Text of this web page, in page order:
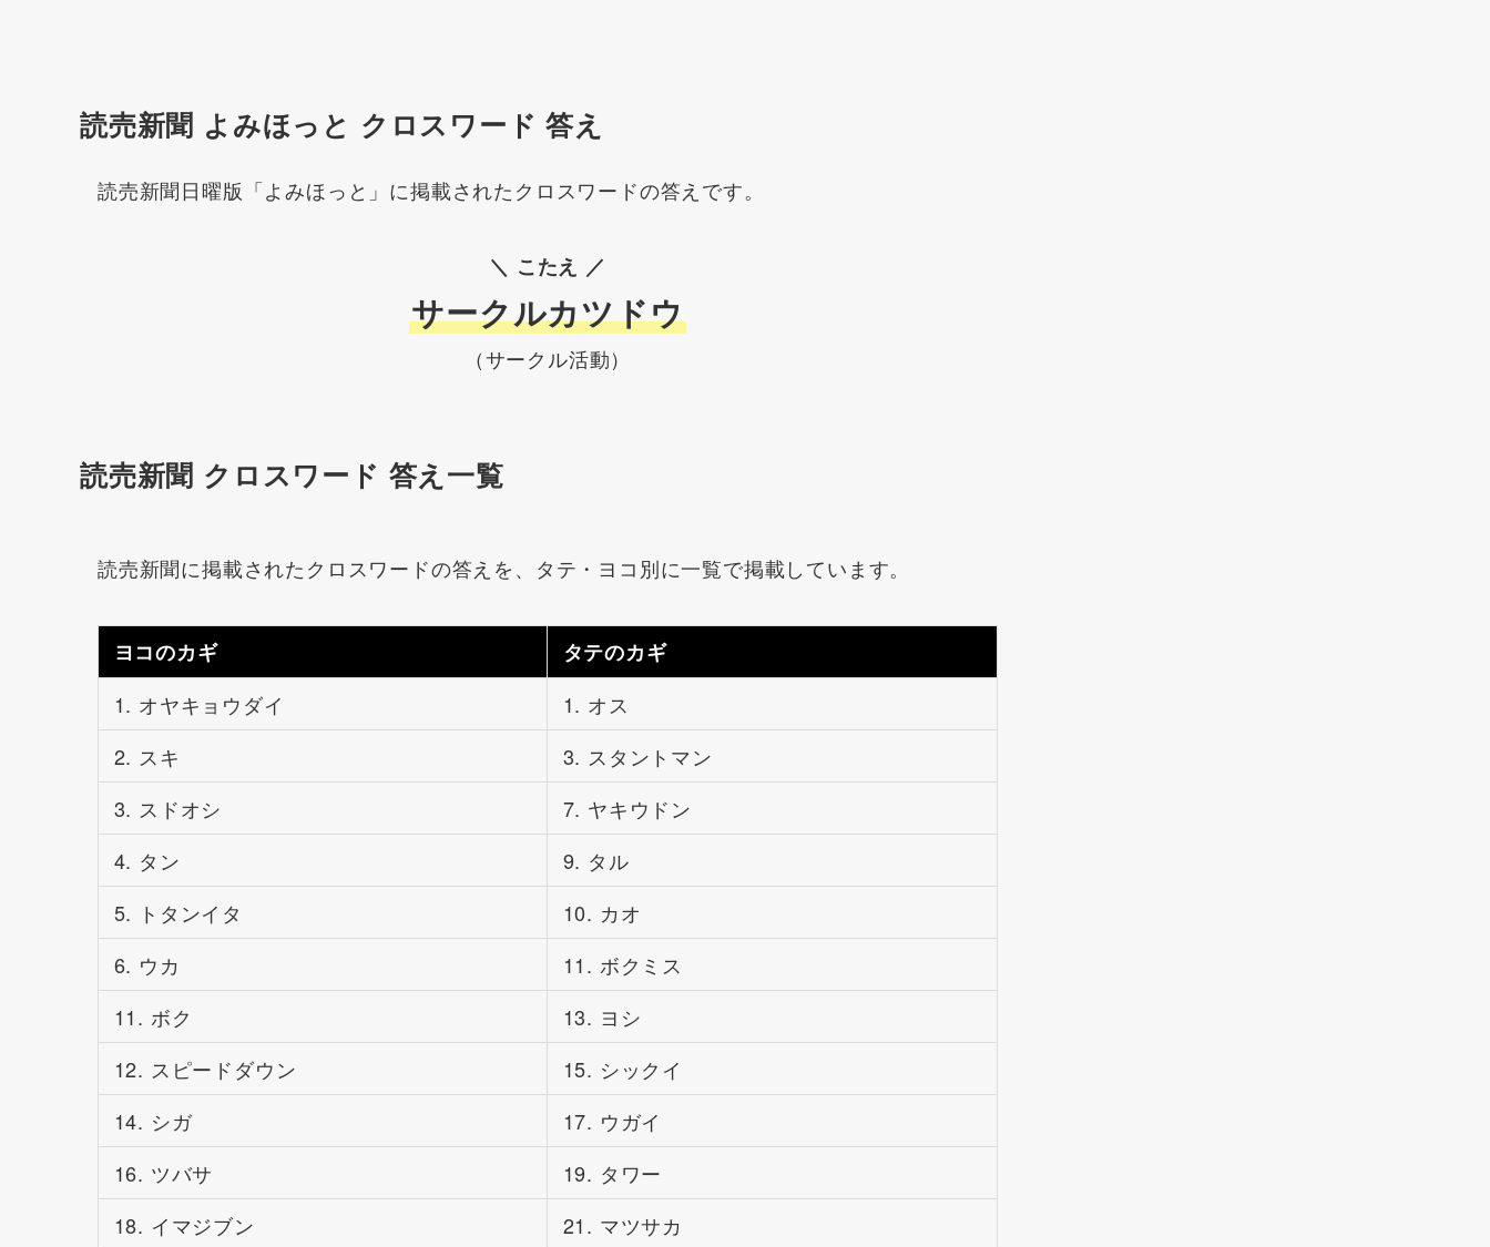
読売新聞 よみほっと クロスワード 答え
読売新聞日曜版「よみほっと」に掲載されたクロスワードの答えです。
＼ こたえ ／
サークルカツドウ
（サークル活動）
読売新聞 クロスワード 答え一覧
読売新聞に掲載されたクロスワードの答えを、タテ・ヨコ別に一覧で掲載しています。
ヨコのカギ
タテのカギ
1. オヤキョウダイ
1. オス
2. スキ
3. スタントマン
3. スドオシ
7. ヤキウドン
4. タン
9. タル
5. トタンイタ
10. カオ
6. ウカ
11. ボクミス
11. ボク
13. ヨシ
12. スピードダウン
15. シックイ
14. シガ
17. ウガイ
16. ツバサ
19. タワー
18. イマジブン
21. マツサカ